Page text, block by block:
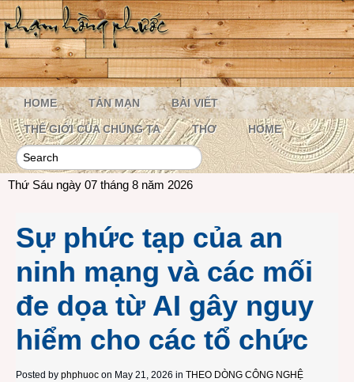
HOME TẢN MẠN BÀI VIẾT
THẾ GIỚI CỦA CHÚNG TA THƠ HOME
Thứ Sáu ngày 07 tháng 8 năm 2026
Sự phức tạp của an
ninh mạng và các mối
đe dọa từ AI gây nguy
hiểm cho các tổ chức
Posted by phphuoc on May 21, 2026 in THEO DÒNG CÔNG NGHỆ